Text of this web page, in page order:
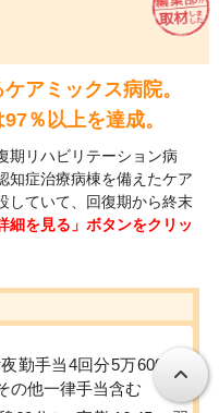
アミックス病院。
％以上を達成。
期リハビリテーション病
知症治療病棟を備えたケア
していて、回復期から終末
を見る」ボタンをクリッ
勤手当4回分5万6000円
の他一律手当含む